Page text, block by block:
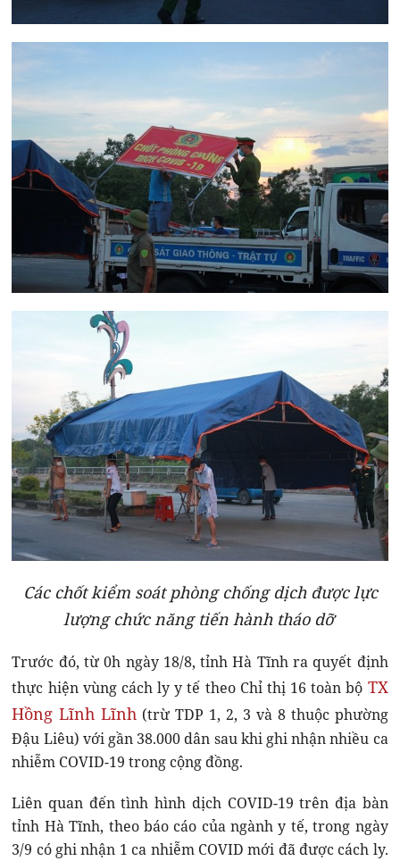
Các chốt kiểm soát phòng chống dịch được lực
lượng chức năng tiến hành tháo dỡ
Trước đó, từ 0h ngày 18/8, tỉnh Hà Tĩnh ra quyết định
thực hiện vùng cách ly y tế theo Chỉ thị 16 toàn bộ TX
Hồng Lĩnh Lĩnh (trừ TDP 1, 2, 3 và 8 thuộc phường
Đậu Liêu) với gần 38.000 dân sau khi ghi nhận nhiều ca
nhiễm COVID-19 trong cộng đồng.
Liên quan đến tình hình dịch COVID-19 trên địa bàn
tỉnh Hà Tĩnh, theo báo cáo của ngành y tế, trong ngày
3/9 có ghi nhận 1 ca nhiễm COVID mới đã được cách ly.